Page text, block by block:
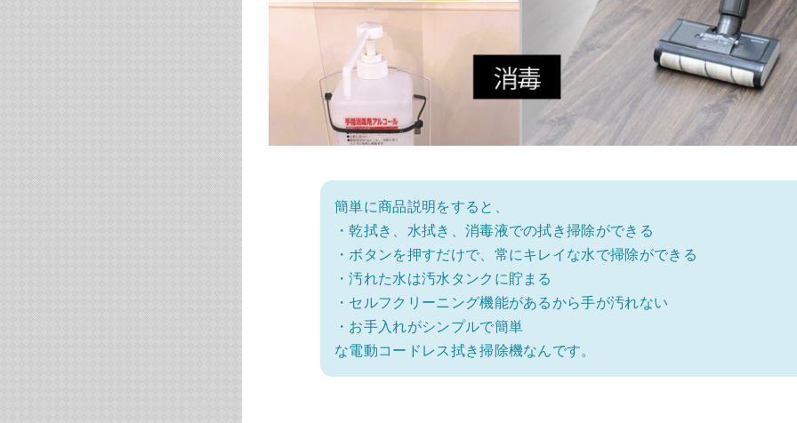
簡単に商品説明をすると、
・乾拭き、水拭き、消毒液での拭き掃除ができる
・ボタンを押すだけで、常にキレイな水で掃除ができる
・汚れた水は汚水タンクに貯まる
・セルフクリーニング機能があるから手が汚れない
・お手入れがシンプルで簡単
な電動コードレス拭き掃除機なんです。